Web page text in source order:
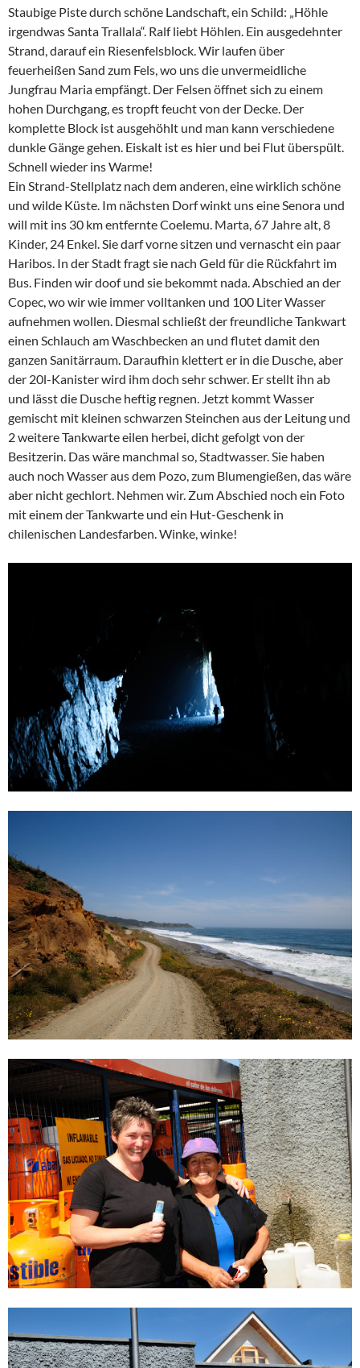
Staubige Piste durch schöne Landschaft, ein Schild: „Höhle
irgendwas Santa Trallala“. Ralf liebt Höhlen. Ein ausgedehnter
Strand, darauf ein Riesenfelsblock. Wir laufen über
feuerheißen Sand zum Fels, wo uns die unvermeidliche
Jungfrau Maria empfängt. Der Felsen öffnet sich zu einem
hohen Durchgang, es tropft feucht von der Decke. Der
komplette Block ist ausgehöhlt und man kann verschiedene
dunkle Gänge gehen. Eiskalt ist es hier und bei Flut überspült.
Schnell wieder ins Warme!
Ein Strand-Stellplatz nach dem anderen, eine wirklich schöne
und wilde Küste. Im nächsten Dorf winkt uns eine Senora und
will mit ins 30 km entfernte Coelemu. Marta, 67 Jahre alt, 8
Kinder, 24 Enkel. Sie darf vorne sitzen und vernascht ein paar
Haribos. In der Stadt fragt sie nach Geld für die Rückfahrt im
Bus. Finden wir doof und sie bekommt nada. Abschied an der
Copec, wo wir wie immer volltanken und 100 Liter Wasser
aufnehmen wollen. Diesmal schließt der freundliche Tankwart
einen Schlauch am Waschbecken an und flutet damit den
ganzen Sanitärraum. Daraufhin klettert er in die Dusche, aber
der 20l-Kanister wird ihm doch sehr schwer. Er stellt ihn ab
und lässt die Dusche heftig regnen. Jetzt kommt Wasser
gemischt mit kleinen schwarzen Steinchen aus der Leitung und
2 weitere Tankwarte eilen herbei, dicht gefolgt von der
Besitzerin. Das wäre manchmal so, Stadtwasser. Sie haben
auch noch Wasser aus dem Pozo, zum Blumengießen, das wäre
aber nicht gechlort. Nehmen wir. Zum Abschied noch ein Foto
mit einem der Tankwarte und ein Hut-Geschenk in
chilenischen Landesfarben. Winke, winke!